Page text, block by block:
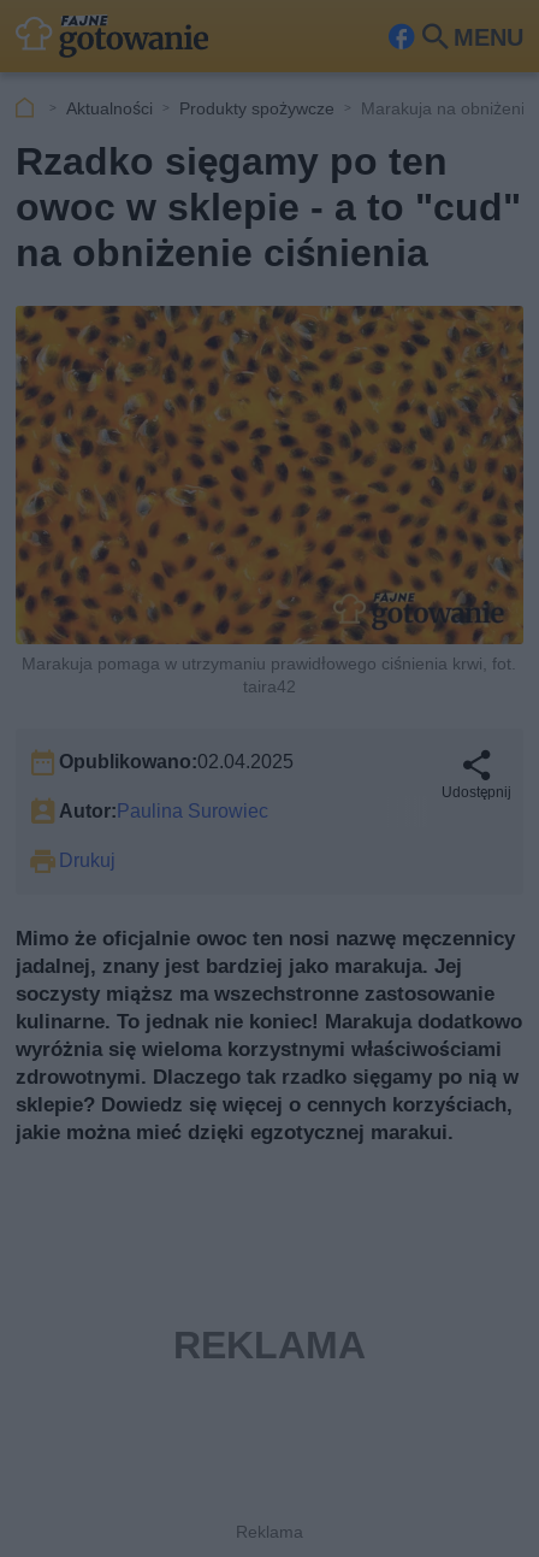
MENU
Fa
ook
Szu
kaj
Aktualności Produkty spożywcze Marakuja na obniżenie
Rzadko sięgamy po ten
owoc w sklepie - a to "cud"
na obniżenie ciśnienia
Marakuja pomaga w utrzymaniu prawidłowego ciśnienia krwi, fot.
taira42
Opublikowano:02.04.2025
Autor:Paulina Surowiec
Drukuj
Udostępnij
Mimo że oficjalnie owoc ten nosi nazwę męczennicy
jadalnej, znany jest bardziej jako marakuja. Jej
soczysty miąższ ma wszechstronne zastosowanie
kulinarne. To jednak nie koniec! Marakuja dodatkowo
wyróżnia się wieloma korzystnymi właściwościami
zdrowotnymi. Dlaczego tak rzadko sięgamy po nią w
sklepie? Dowiedz się więcej o cennych korzyściach,
jakie można mieć dzięki egzotycznej marakui.